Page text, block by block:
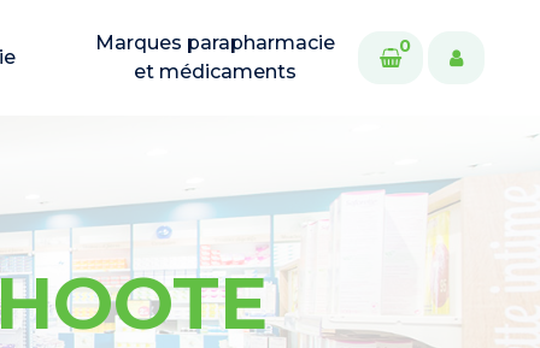
Marques parapharmacie
et médicaments
0